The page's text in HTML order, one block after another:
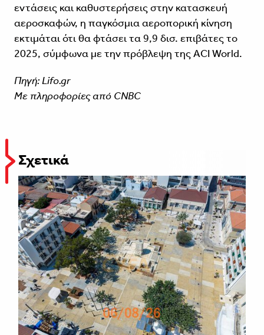
εντάσεις και καθυστερήσεις στην κατασκευή
αεροσκαφών, η παγκόσμια αεροπορική κίνηση
εκτιμάται ότι θα φτάσει τα 9,9 δισ. επιβάτες το
2025, σύμφωνα με την πρόβλεψη της ACI World.
Πηγή: Lifo.gr
Με πληροφορίες από CNBC
Σχετικά